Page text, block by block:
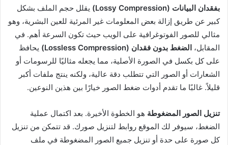
بفقدان البيانات (Lossy Compression)
يقلل حجم الملف بشكل
كبير عن طريق إزالة بعض المعلومات غير المرئية للعين البشرية، وهو
مثالي للصور الفوتوغرافية على الويب حيث تكون السرعة أهم. في
المقابل، الضغط بدون فقدان (Lossless Compression)
يحافظ
على كل بكسل في الصورة الأصلية، مما يجعله مثاليًا للرسومات أو
الشعارات أو الصور التي تتطلب دقة عالية، ولكنه ينتج ملفات أكبر
قليلاً. غالبًا ما تقدم أدوات ضغط الصور خيارًا بين هذين النوعين.
تنزيل الصور المضغوطة هو الخطوة الأخيرة. بعد اكتمال عملية
الضغط، سيوفر لك الموقع روابط لتنزيل صورك. قد تتمكن من تنزيل
كل صورة على حدة أو تنزيل جميع الصور المضغوطة في ملف